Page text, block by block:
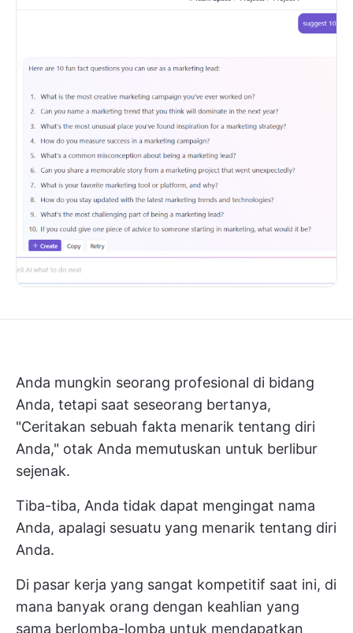
Anda mungkin seorang profesional di bidang
Anda, tetapi saat seseorang bertanya,
"Ceritakan sebuah fakta menarik tentang diri
Anda," otak Anda memutuskan untuk berlibur
sejenak.
Tiba-tiba, Anda tidak dapat mengingat nama
Anda, apalagi sesuatu yang menarik tentang diri
Anda.
Di pasar kerja yang sangat kompetitif saat ini, di
mana banyak orang dengan keahlian yang
sama berlomba-lomba untuk mendapatkan